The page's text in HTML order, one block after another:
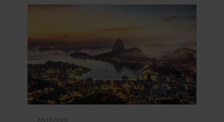
ANLEIHEN